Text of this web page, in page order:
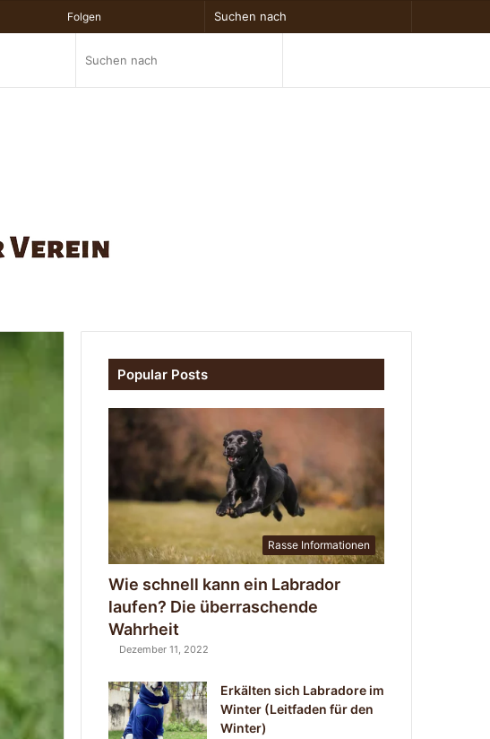
Sidebar
Zufälliger
Folgen
Skin
Popular Posts
Rasse Informationen
Wie schnell kann ein Labrador
laufen? Die überraschende
Wahrheit
Dezember 11, 2022
Erkälten sich Labradore im
Winter (Leitfaden für den
Winter)